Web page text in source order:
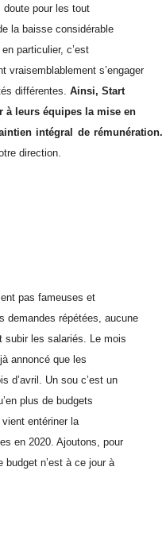
doute pour les tout
la baisse considérable
particulier, c’est
vraisemblablement s’engager
différentes. Ainsi, Start
à leurs équipes la mise en
intégral de rémunération.
direction.
pas fameuses et
demandes répétées, aucune
subir les salariés. Le mois
annoncé que les
d’avril. Un sou c’est un
plus de budgets
entériner la
en 2020. Ajoutons, pour
budget n’est à ce jour à